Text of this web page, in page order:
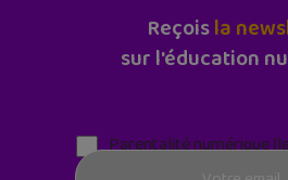
Reçoisla
sur l'éducation
Parentalité numérique